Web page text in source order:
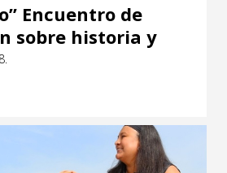
Encuentro de
sobre historia y
Uruguay